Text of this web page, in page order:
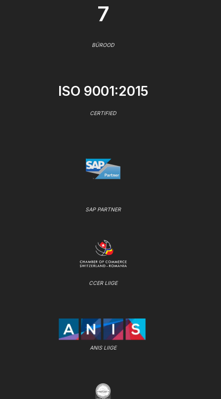
7
BÜROOD
ISO 9001:2015
CERTIFIED
SAP PARTNER
CCER LIIGE
ANIS LIIGE